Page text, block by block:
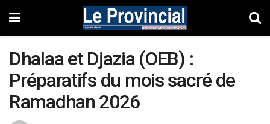
Dhalaa et Djazia (OEB) :
Préparatifs du mois sacré de
Ramadhan 2026